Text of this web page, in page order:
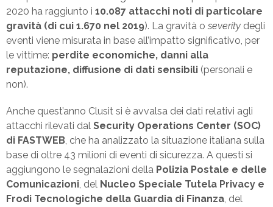
2020 ha raggiunto i 10.087 attacchi noti di particolare
gravità (di cui 1.670 nel 2019). La gravità o severity degli
eventi viene misurata in base all’impatto significativo, per
le vittime: perdite economiche, danni alla
reputazione, diffusione di dati sensibili (personali e
non).
Anche quest’anno Clusit si è avvalsa dei dati relativi agli
attacchi rilevati dal Security Operations Center (SOC)
di FASTWEB, che ha analizzato la situazione italiana sulla
base di oltre 43 milioni di eventi di sicurezza. A questi si
aggiungono le segnalazioni della Polizia Postale e delle
Comunicazioni, del Nucleo Speciale Tutela Privacy e
Frodi Tecnologiche della Guardia di Finanza, del